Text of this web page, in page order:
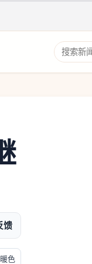
搜索新闻
馈
暖色